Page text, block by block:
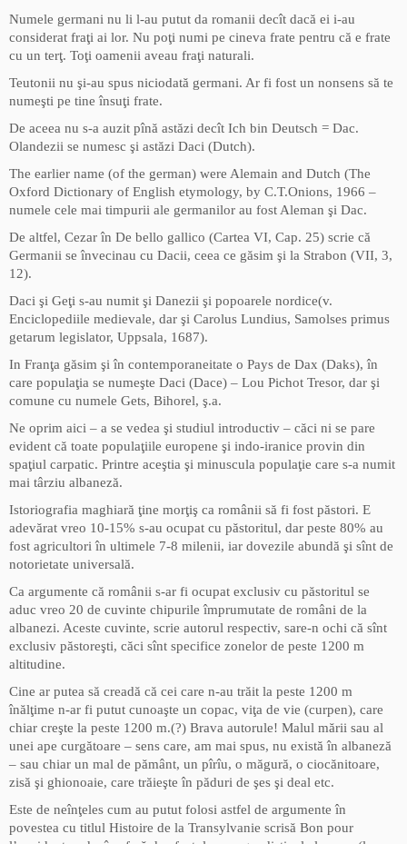
Numele germani nu li l-au putut da romanii decît dacă ei i-au
considerat fraţi ai lor. Nu poţi numi pe cineva frate pentru că e frate
cu un terţ. Toţi oamenii aveau fraţi naturali.
Teutonii nu şi-au spus niciodată germani. Ar fi fost un nonsens să te
numeşti pe tine însuţi frate.
De aceea nu s-a auzit pînă astăzi decît Ich bin Deutsch = Dac.
Olandezii se numesc şi astăzi Daci (Dutch).
The earlier name (of the german) were Alemain and Dutch (The
Oxford Dictionary of English etymology, by C.T.Onions, 1966 –
numele cele mai timpurii ale germanilor au fost Aleman şi Dac.
De altfel, Cezar în De bello gallico (Cartea VI, Cap. 25) scrie că
Germanii se învecinau cu Dacii, ceea ce găsim şi la Strabon (VII, 3,
12).
Daci şi Geţi s-au numit şi Danezii şi popoarele nordice(v.
Enciclopediile medievale, dar şi Carolus Lundius, Samolses primus
getarum legislator, Uppsala, 1687).
In Franţa găsim şi în contemporaneitate o Pays de Dax (Daks), în
care populaţia se numeşte Daci (Dace) – Lou Pichot Tresor, dar şi
comune cu numele Gets, Bihorel, ş.a.
Ne oprim aici – a se vedea şi studiul introductiv – căci ni se pare
evident că toate populaţiile europene şi indo-iranice provin din
spaţiul carpatic. Printre aceştia şi minuscula populaţie care s-a numit
mai târziu albaneză.
Istoriografia maghiară ţine morţiş ca românii să fi fost păstori. E
adevărat vreo 10-15% s-au ocupat cu păstoritul, dar peste 80% au
fost agricultori în ultimele 7-8 milenii, iar dovezile abundă şi sînt de
notorietate universală.
Ca argumente că românii s-ar fi ocupat exclusiv cu păstoritul se
aduc vreo 20 de cuvinte chipurile împrumutate de români de la
albanezi. Aceste cuvinte, scrie autorul respectiv, sare-n ochi că sînt
exclusiv păstoreşti, căci sînt specifice zonelor de peste 1200 m
altitudine.
Cine ar putea să creadă că cei care n-au trăit la peste 1200 m
înălţime n-ar fi putut cunoaşte un copac, viţa de vie (curpen), care
chiar creşte la peste 1200 m.(?) Brava autorule! Malul mării sau al
unei ape curgătoare – sens care, am mai spus, nu există în albaneză
– sau chiar un mal de pământ, un pîrîu, o măgură, o ciocănitoare,
zisă şi ghionoaie, care trăieşte în păduri de şes şi deal etc.
Este de neînţeles cum au putut folosi astfel de argumente în
povestea cu titlul Histoire de la Transylvanie scrisă Bon pour